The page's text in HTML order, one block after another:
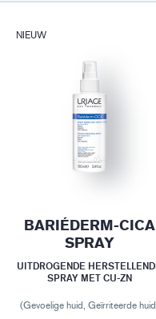
NIEUW
BARIÉDERM-CICA
SPRAY
UITDROGENDE
SPRAY MET CU-ZN
(Gevoelige huid, Geïrriteerde